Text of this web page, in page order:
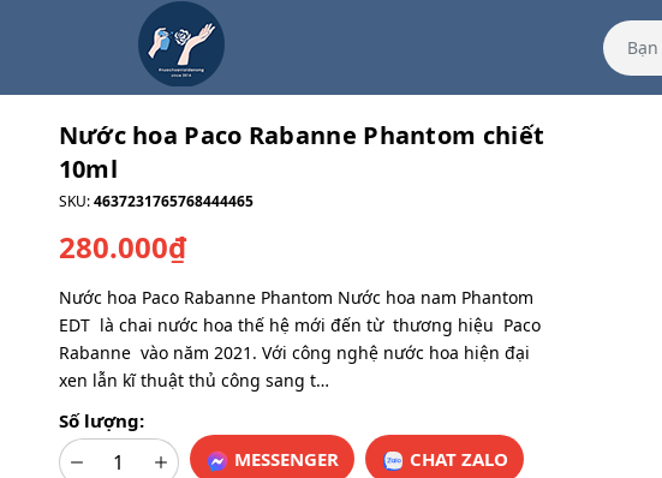
Nước hoa Paco Rabanne Phantom chiết
10ml
SKU:4637231765768444465
280.000₫
Nước hoa Paco Rabanne Phantom Nước hoa nam Phantom
EDT là chai nước hoa thế hệ mới đến từ thương hiệu Paco
Rabanne vào năm 2021. Với công nghệ nước hoa hiện đại
xen lẫn kĩ thuật thủ công sang t…
Số lượng:
MESSENGER
CHAT ZALO